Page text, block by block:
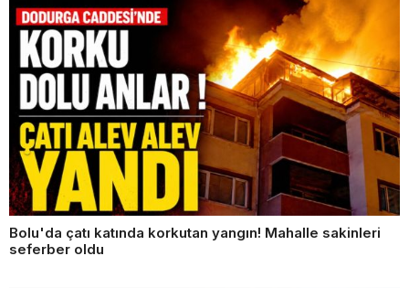
Bolu'da çatı katında korkutan yangın! Mahalle sakinleri
seferber oldu